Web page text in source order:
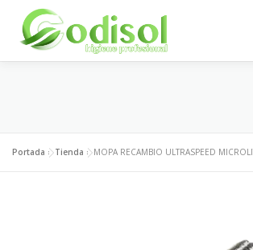
contenido
ÁREA CLIENTES CONTACTO
Portada »Tienda »MOPA RECAMBIO ULTRASPEED